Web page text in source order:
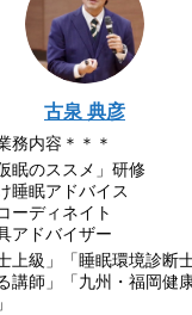
古泉 典彦
容＊＊＊
眠のススメ」研修
眠アドバイス
ィネイト
バイザー
上級」「睡眠環境診断士
講師」「九州・福岡健